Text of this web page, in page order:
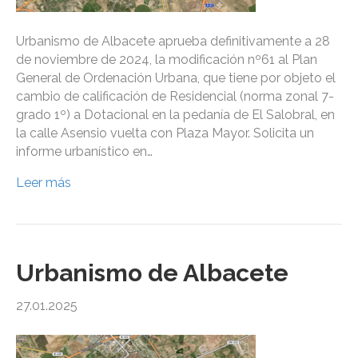
Urbanismo de Albacete aprueba definitivamente a 28
de noviembre de 2024, la modificación nº61 al Plan
General de Ordenación Urbana, que tiene por objeto el
cambio de calificación de Residencial (norma zonal 7-
grado 1º) a Dotacional en la pedanía de El Salobral, en
la calle Asensio vuelta con Plaza Mayor. Solicita un
informe urbanístico en…
Leer más
Urbanismo de Albacete
27.01.2025